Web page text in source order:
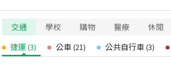
交通 學校 購物 醫療 休閒
捷運 (3) 公車 (21) 公共自行車 (3)